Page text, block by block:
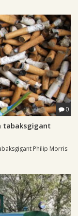
0
tabaksgigant
Philip Morris